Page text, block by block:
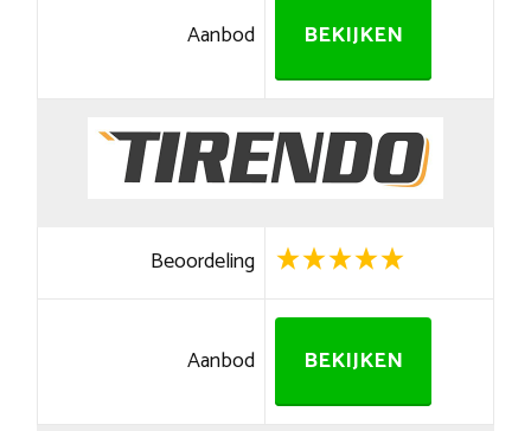
Aanbod BEKIJKEN
Beoordeling
Aanbod BEKIJKEN